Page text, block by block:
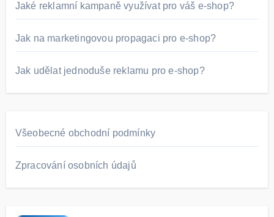
Jaké reklamní kampaně využívat pro váš e-shop?
Jak na marketingovou propagaci pro e-shop?
Jak udělat jednoduše reklamu pro e-shop?
Všeobecné obchodní podmínky
Zpracování osobních údajů